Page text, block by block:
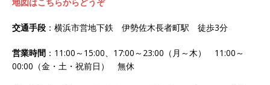
交通手段 ：横浜市営地下鉄 伊勢佐木長者町駅 徒歩3分
営業時間 ：11:00～15:00、17:00～23:00（月～木） 11:00～
00:00（金・土・祝前日） 無休